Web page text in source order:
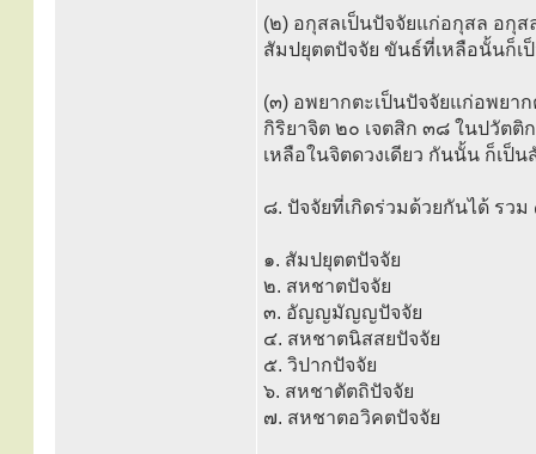
(๒) อกุสลเป็นปัจจัยแก่อกุสล อกุ
สัมปยุตตปัจจัย ขันธ์ที่เหลือนั้นก็เ
(๓) อพยากตะเป็นปัจจัยแก่อพย
กิริยาจิต ๒๐ เจตสิก ๓๘ ในปวัต
เหลือในจิตดวงเดียว กันนั้น ก็เป็
๘. ปัจจัยที่เกิดร่วมด้วยกันได้ รวม
๑. สัมปยุตตปัจจัย
๒. สหชาตปัจจัย
๓. อัญญมัญญปัจจัย
๔. สหชาตนิสสยปัจจัย
๕. วิปากปัจจัย
๖. สหชาตัตถิปัจจัย
๗. สหชาตอวิคตปัจจัย